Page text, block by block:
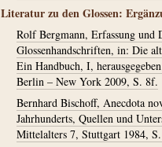
Literatur zu den Glossen:
Rolf Bergmann, Erfassung und
Glossenhandschriften, in: Die
Ein Handbuch, I,
Berlin – New York 2009, S. 8f.
Bernhard Bischoff, Anecdota
Jahrhunderts, Quellen und
Mittelalters 7, Stuttgart 1984,